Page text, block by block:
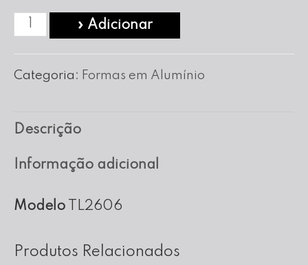
Quantidade
Forma
Lisa
Fundo
nº
» Adicionar
Categoria: Formas em Alumínio
Descrição
Informação adicional
Modelo TL2606
Produtos Relacionados